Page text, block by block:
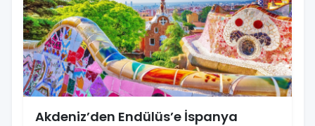
Akdeniz’den Endülüs’e İspanya